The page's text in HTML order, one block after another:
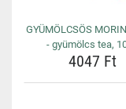
GYÜMÖLCSÖS
- gyümölcs tea,
4047 Ft